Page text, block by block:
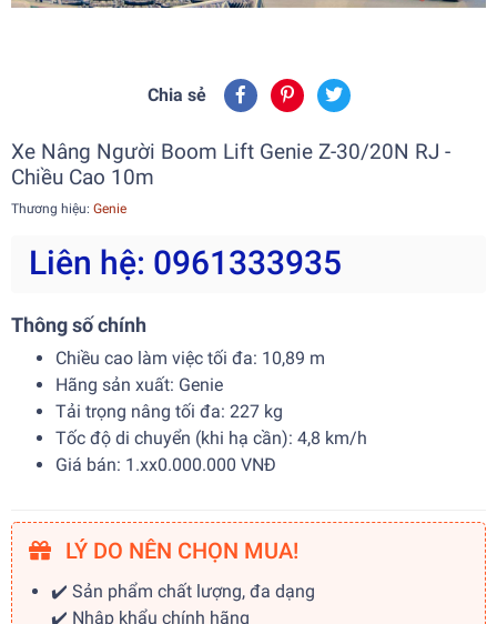
Chia sẻ
Xe Nâng Người Boom Lift Genie Z-30/20N RJ -
Chiều Cao 10m
Thương hiệu: Genie
Liên hệ: 0961333935
Thông số chính
Chiều cao làm việc tối đa: 10,89 m
Hãng sản xuất: Genie
Tải trọng nâng tối đa: 227 kg
Tốc độ di chuyển (khi hạ cần): 4,8 km/h
Giá bán: 1.xx0.000.000 VNĐ
LÝ DO NÊN CHỌN MUA!
✔️ Sản phẩm chất lượng, đa dạng
✔️ Nhập khẩu chính hãng